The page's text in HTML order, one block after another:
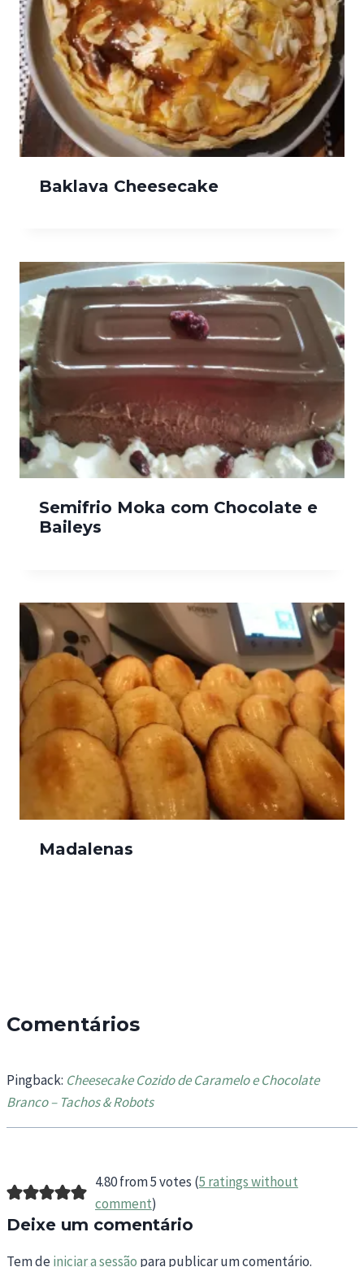
Baklava Cheesecake
Semifrio Moka com Chocolate e
Baileys
Madalenas
Comentários
Pingback: Cheesecake Cozido de Caramelo e Chocolate
Branco – Tachos & Robots
4.80 from 5 votes (5 ratings without
comment)
Deixe um comentário
Tem deiniciar a sessão para publicar um comentário.